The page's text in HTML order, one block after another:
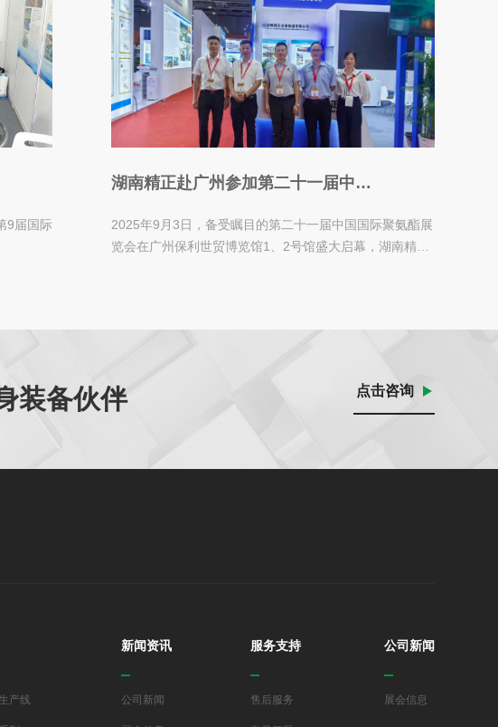
9届国际
湖南精正赴广州参加第二十一届中国
2025年9月3日，备受瞩目的第二十一届中国国际聚氨酯展
览会在广州保利世贸博览馆1、2号馆盛大启幕，湖南精正
装备伙伴 点击咨询
产线
新闻资讯
公司新闻
服务支持
售后服务
公司新闻
展会信息